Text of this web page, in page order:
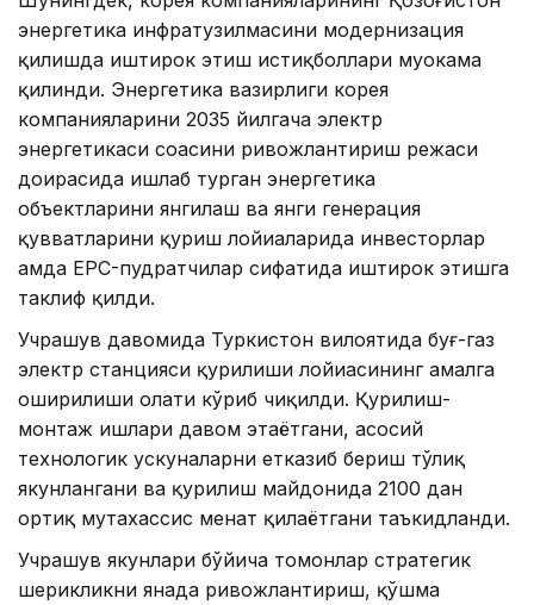
энергетика инфратузилмасини модернизация
қилишда иштирок этиш истиқболлари муҳокама
қилинди. Энергетика вазирлиги корея
компанияларини 2035 йилгача электр
энергетикаси соҳасини ривожлантириш режаси
доирасида ишлаб турган энергетика
объектларини янгилаш ва янги генерация
қувватларини қуриш лойиҳаларида инвесторлар
ҳамда EPC-пудратчилар сифатида иштирок этишга
таклиф қилди.
Учрашув давомида Туркистон вилоятида буғ-газ
электр станцияси қурилиши лойиҳасининг амалга
оширилиши ҳолати кўриб чиқилди. Қурилиш-
монтаж ишлари давом этаётгани, асосий
технологик ускуналарни етказиб бериш тўлиқ
якунлангани ва қурилиш майдонида 2100 дан
ортиқ мутахассис меҳнат қилаётгани таъкидланди.
Учрашув якунлари бўйича томонлар стратегик
шерикликни янада ривожлантириш, қўшма